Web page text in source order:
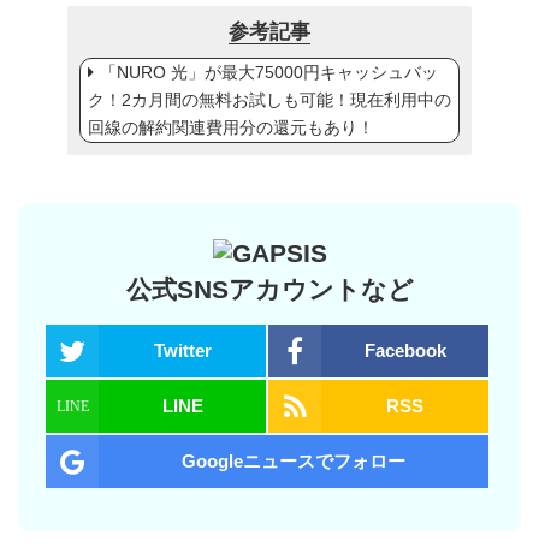
参考記事
「NURO 光」が最大75000円キャッシュバッ
ク！2カ月間の無料お試しも可能！現在利用中の
回線の解約関連費用分の還元もあり！
公式SNSアカウントなど
Twitter Facebook
LINE RSS
Googleニュースでフォロー